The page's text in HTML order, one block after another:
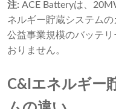
注: ACE Batteryは、
ネルギー貯蔵システムの
公益事業規模のバッテ
おりません。
C&Iエネルギー